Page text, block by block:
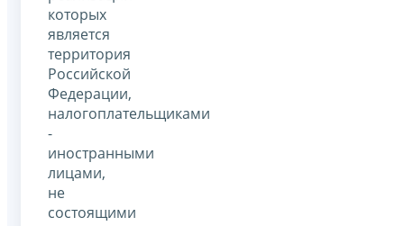
которых
является
территория
Российской
Федерации,
налогоплательщиками
-
иностранными
лицами,
не
состоящими